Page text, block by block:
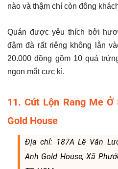
nào và thậm chí còn đông
Quán được yêu thích bởi
đậm đà rất riêng không lẫn
20.000 đồng gồm 10 quả
ngon mắt cực kì.
11. Cút Lộn Rang Me
Gold House
Địa chỉ: 187A Lê Văn
Anh Gold House, Xã